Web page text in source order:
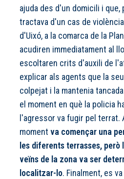
ajuda des d'un domicili i que,
tractava d'un cas de violència
d'Uixó, a la comarca de la
acudiren immediatament al
escoltaren crits d'auxili de
explicar als agents que la
colpejat i la mantenia
el moment en què la policia
l'agressor va fugir pel terrat.
moment va començar una
les diferents terrasses, però
veïns de la zona va ser
localitzar-lo. Finalment, es